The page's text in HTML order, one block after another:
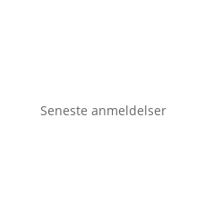
Seneste anmeldelser